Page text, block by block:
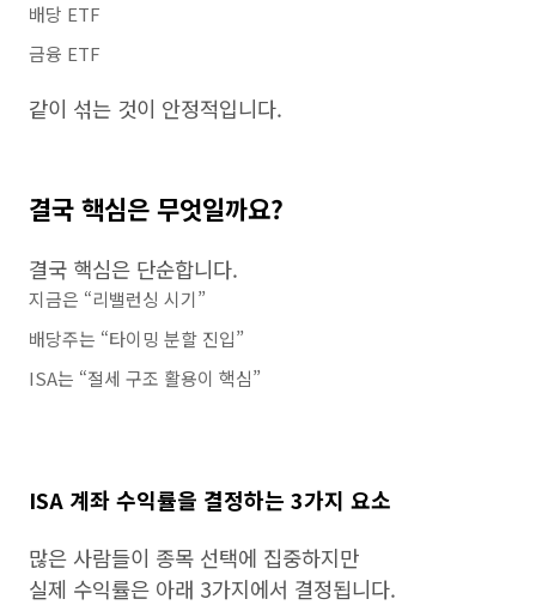
배당 ETF
금융 ETF
같이 섞는 것이 안정적입니다.
결국 핵심은 무엇일까요?
결국 핵심은 단순합니다.
지금은 “리밸런싱 시기”
배당주는 “타이밍 분할 진입”
ISA는 “절세 구조 활용이 핵심”
ISA 계좌 수익률을 결정하는 3가지 요소
많은 사람들이 종목 선택에 집중하지만
실제 수익률은 아래 3가지에서 결정됩니다.